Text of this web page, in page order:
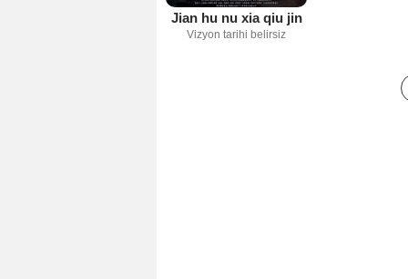
Jian hu nu xia qiu jin
Vizyon tarihi belirsiz